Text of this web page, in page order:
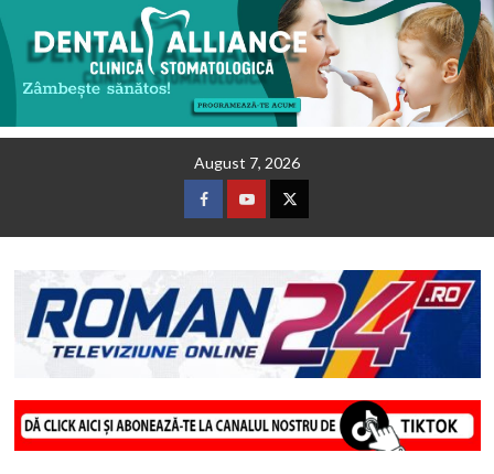
August 7, 2026
FacebookYoutubeTwitter